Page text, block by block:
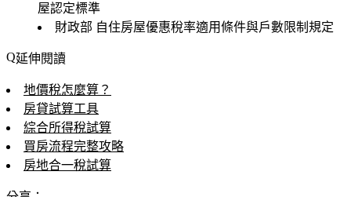
屋認定標準
財政部 自住房屋優惠稅率適用條件與戶數限制規定
延伸閱讀
地價稅怎麼算？
房貸試算工具
綜合所得稅試算
買房流程完整攻略
房地合一稅試算